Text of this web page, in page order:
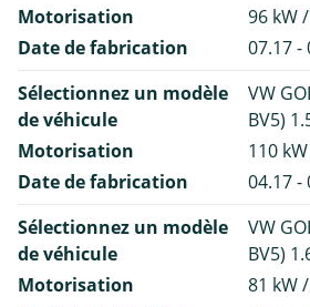
Motorisation
96 kW
Date de fabrication
07.17 -
Sélectionnez un modèle
de véhicule
VW
BV5)
Motorisation
110
Date de fabrication
04.17 -
Sélectionnez un modèle
de véhicule
VW
BV5)
Motorisation
81 kW